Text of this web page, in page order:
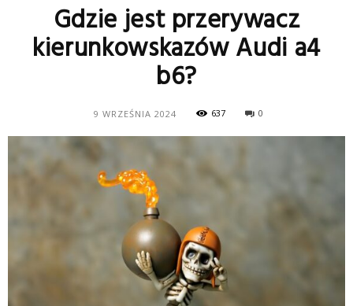
Gdzie jest przerywacz
kierunkowskazów Audi a4
b6?
9 WRZEŚNIA 2024 637 0